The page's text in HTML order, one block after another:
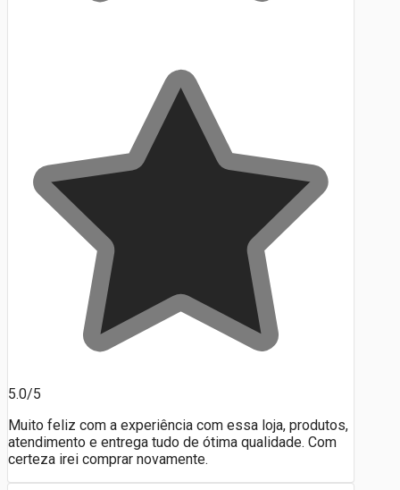
5.0/5
Muito feliz com a experiência com essa loja, produtos,
atendimento e entrega tudo de ótima qualidade. Com
certeza irei comprar novamente.